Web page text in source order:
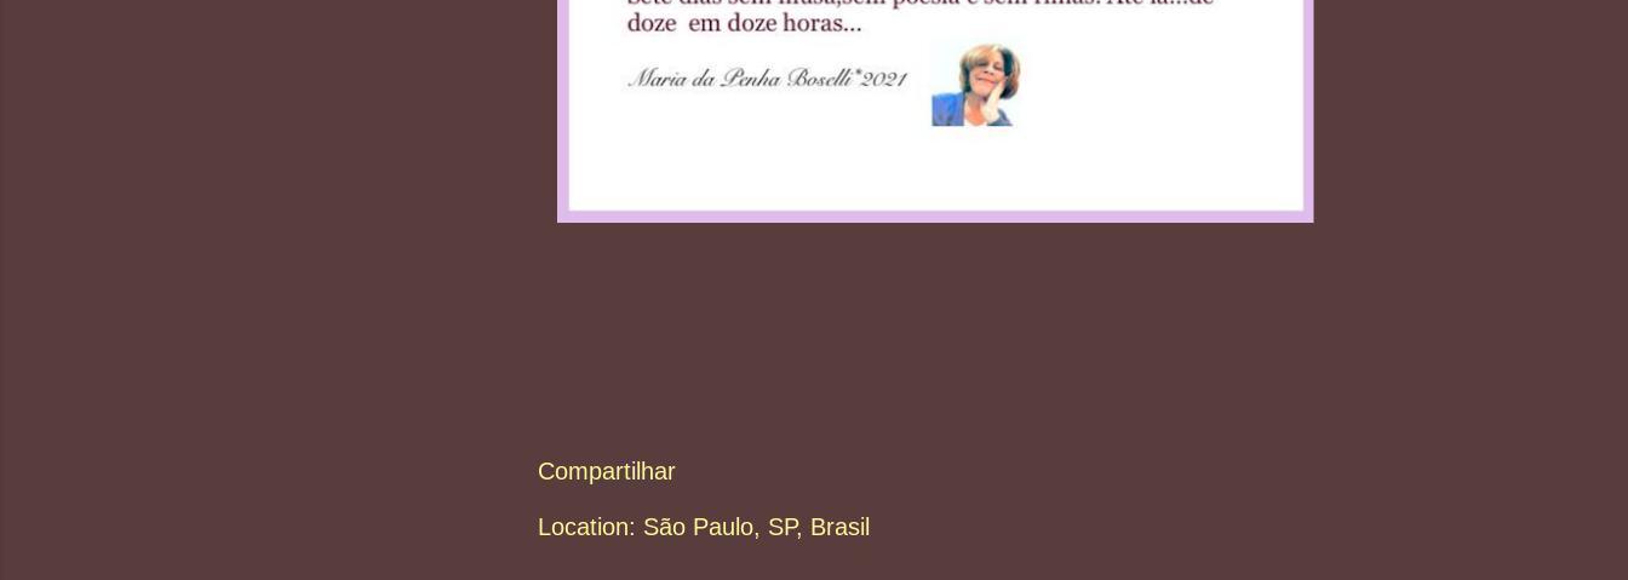
Compartilhar
Location: São Paulo, SP, Brasil